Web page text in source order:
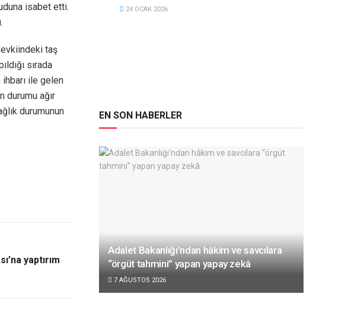
isabet etti.
taş
sırada
ihbarı ile gelen
durumu ağır
durumunun
yaptırım
24 OCAK 2026
EN SON HABERLER
Adalet Bakanlığı’ndan hâkim ve savcılara
“örgüt tahmini” yapan yapay zekâ
7 AĞUSTOS 2026